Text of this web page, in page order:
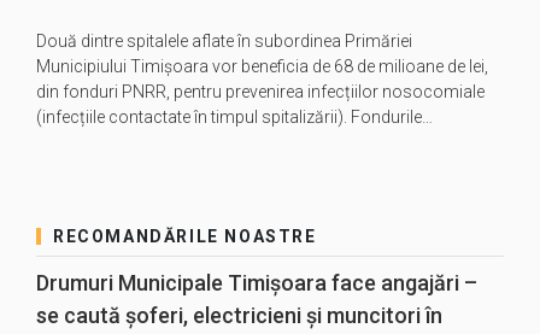
Două dintre spitalele aflate în subordinea Primăriei
Municipiului Timișoara vor beneficia de 68 de milioane de lei,
din fonduri PNRR, pentru prevenirea infecțiilor nosocomiale
(infecțiile contactate în timpul spitalizării). Fondurile…
RECOMANDĂRILE NOASTRE
Drumuri Municipale Timișoara face angajări –
se caută șoferi, electricieni și muncitori în